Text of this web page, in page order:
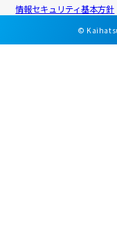
情報セキュリティ基本方針
©